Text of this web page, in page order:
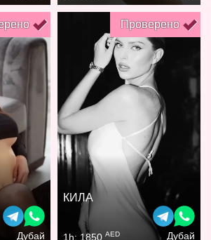
Дубай
Проверено
КИЛА
1h: 1850 AED Дубай